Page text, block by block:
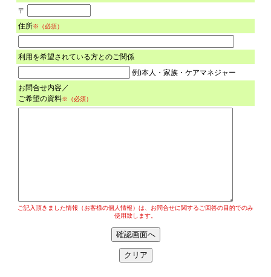
〒
住所※（必須）
利用を希望されている方とのご関係
例)本人・家族・ケアマネジャー
お問合せ内容／
ご希望の資料※（必須）
ご記入頂きました情報（お客様の個人情報）は、お問合せに関するご回答の目的でのみ
使用致します。